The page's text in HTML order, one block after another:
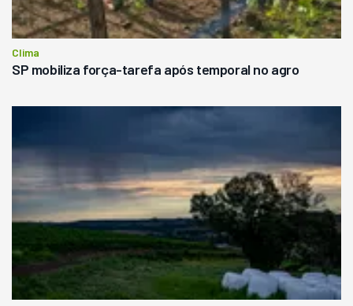
Clima
SP mobiliza força-tarefa após temporal no agro